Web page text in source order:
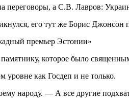
переговоры, а С.В. Лавров:
его тут же Борис Джонсон
премьер Эстонии»
которое было
как Госдеп и не только.
народу. — А все другие